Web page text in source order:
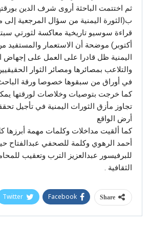
ثم اختتمت الباحثة أروى شرف الدين
ب(الثورة اليمنية من سؤال المرجعية إلى
أكتوبر) موضحة أن الاستعمار والمستفيد
اليمنية ظل قادرا على العمل على إجهاض
والتلاعب بمصائرها ومصائر الثوار
في أوراق من سبقوها خصوصا ورقة
كما خرجت بتوصيات وخلاصات لورقتها
تجاوز مأزق الثورات اليمنية في تأجيل
أرض الواقع
كما ألقيت مداخلات وكلمات مهمة أبرزها
أحمد الرهوي وكلمة للصحفي عبدالفتاح
للبرفيسور عبدالعزيز الترب وتعقيب
الثقافية .
Share
Facebook
Twitter